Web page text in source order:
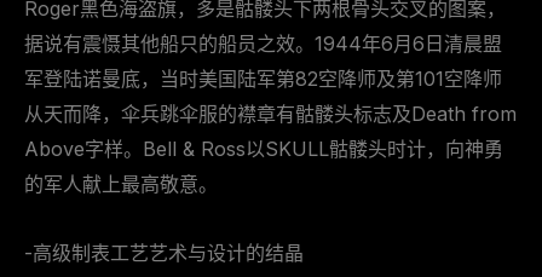
Roger黑色海盗旗，多是骷髅头下两根骨头交叉的图案，
据说有震慑其他船只的船员之效。1944年6月6日清晨盟
军登陆诺曼底，当时美国陆军第82空降师及第101空降师
从天而降，伞兵跳伞服的襟章有骷髅头标志及Death from
Above字样。Bell & Ross以SKULL骷髅头时计，向神勇
的军人献上最高敬意。
-高级制表工艺艺术与设计的结晶